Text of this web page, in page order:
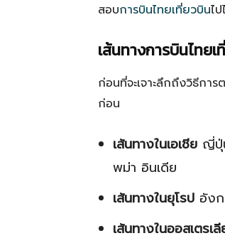
สอบการบินไทยเที่ยวบินไ
เส้นทางการบินไทย
ก่อนที่จะเจาะลึกถึงวิธีกา
ก่อน
เส้นทางในเอเชีย ญี่ปุ่
พม่า อินเดีย
เส้นทางในยุโรป อัง
เส้นทางในออสเตรเ